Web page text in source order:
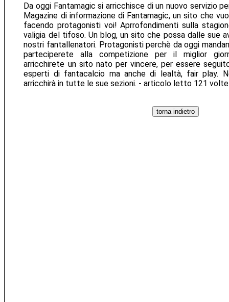
Da oggi Fantamagic si arricchisce di un nuovo servizio
Magazine di informazione di Fantamagic, un sito che
facendo protagonisti voi! Aprrofondimenti sulla
valigia del tifoso. Un blog, un sito che possa dalle sue
nostri fantallenatori. Protagonisti perchè da oggi
parteciperete alla competizione per il miglior
arricchirete un sito nato per vincere, per essere
esperti di fantacalcio ma anche di lealtà, fair play.
arricchirà in tutte le sue sezioni. - articolo letto 121 volte